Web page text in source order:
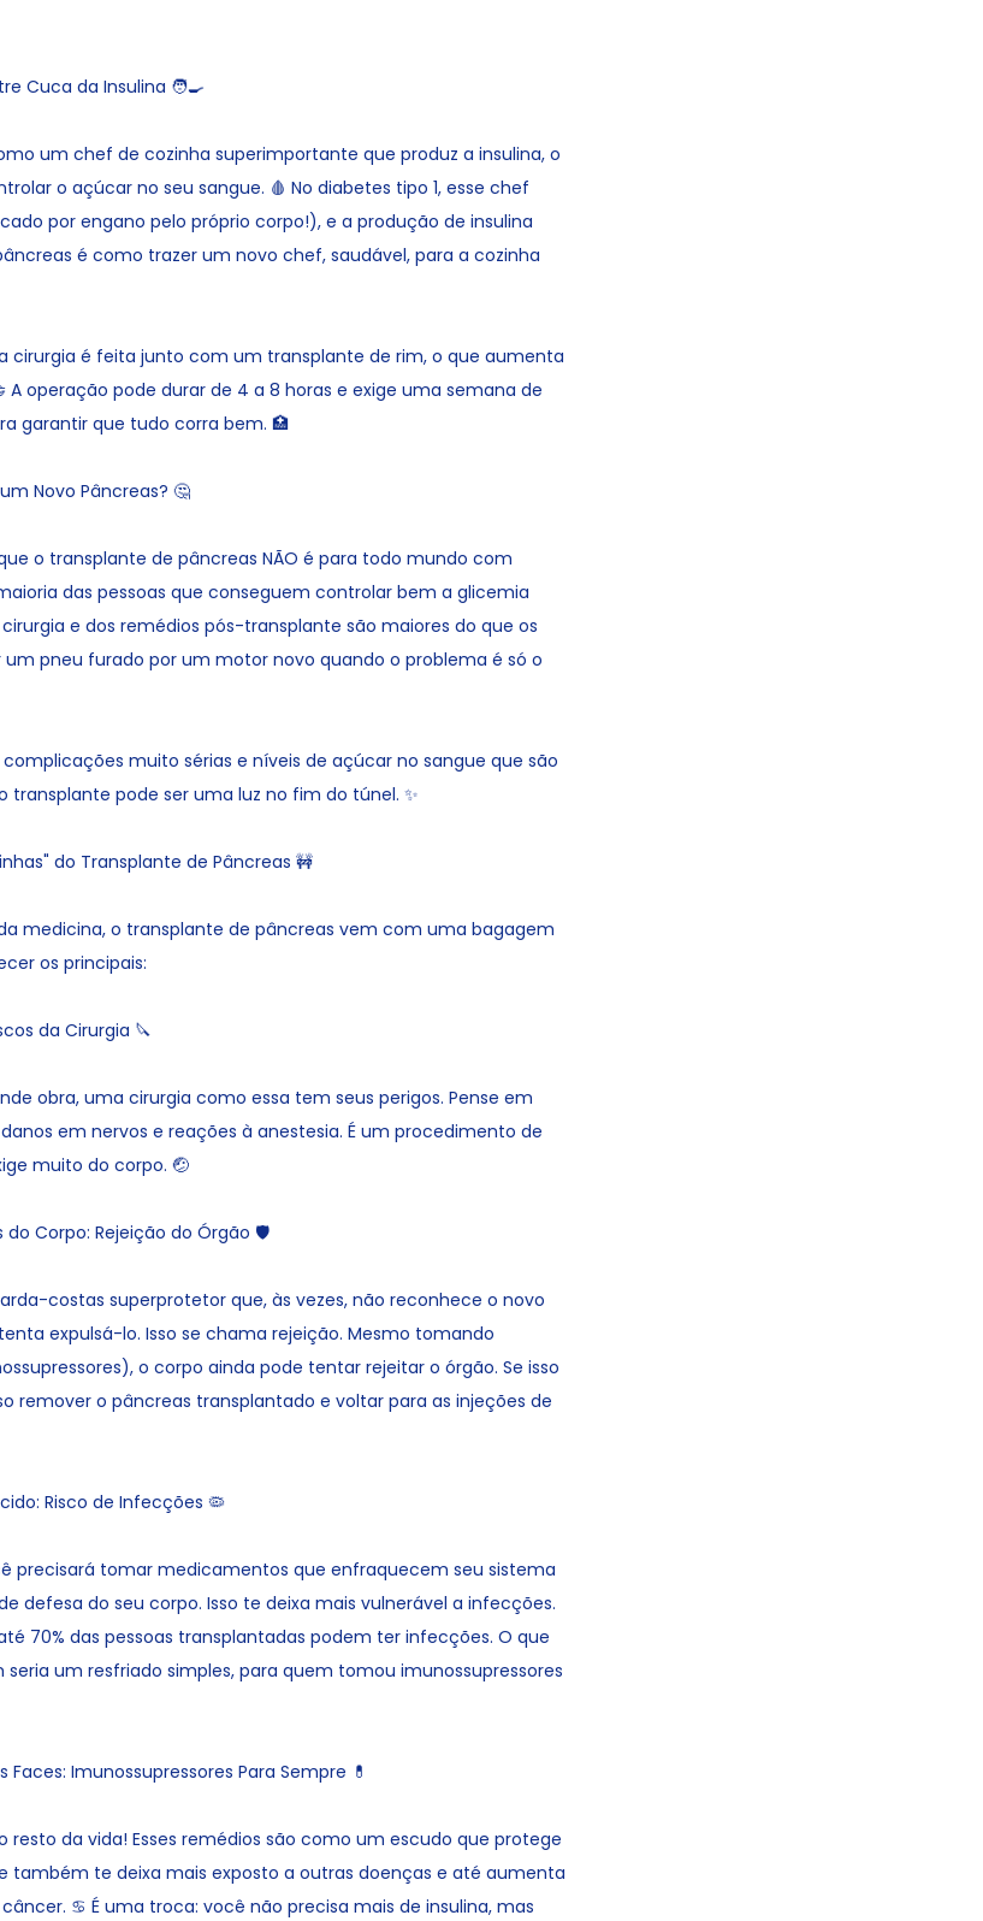
Cuca da Insulina 🧑‍🍳
um chef de cozinha superimportante que produz a insulina, o
o açúcar no seu sangue. 🩸 No diabetes tipo 1, esse chef
por engano pelo próprio corpo!), e a produção de insulina
é como trazer um novo chef, saudável, para a cozinha
cirurgia é feita junto com um transplante de rim, o que aumenta
A operação pode durar de 4 a 8 horas e exige uma semana de
garantir que tudo corra bem. 🏥
Novo Pâncreas? 🤔
o transplante de pâncreas NÃO é para todo mundo com
maioria das pessoas que conseguem controlar bem a glicemia
e dos remédios pós-transplante são maiores do que os
pneu furado por um motor novo quando o problema é só o
muito sérias e níveis de açúcar no sangue que são
transplante pode ser uma luz no fim do túnel. ✨
do Transplante de Pâncreas 🚧
medicina, o transplante de pâncreas vem com uma bagagem
os principais:
da Cirurgia 🔪
obra, uma cirurgia como essa tem seus perigos. Pense em
em nervos e reações à anestesia. É um procedimento de
muito do corpo. 🤕
Corpo: Rejeição do Órgão 🛡️
costas superprotetor que, às vezes, não reconhece o novo
expulsá-lo. Isso se chama rejeição. Mesmo tomando
o corpo ainda pode tentar rejeitar o órgão. Se isso
remover o pâncreas transplantado e voltar para as injeções de
Risco de Infecções 🦠
precisará tomar medicamentos que enfraquecem seu sistema
defesa do seu corpo. Isso te deixa mais vulnerável a infecções.
70% das pessoas transplantadas podem ter infecções. O que
um resfriado simples, para quem tomou imunossupressores
Imunossupressores Para Sempre 💊
resto da vida! Esses remédios são como um escudo que protege
também te deixa mais exposto a outras doenças e até aumenta
♋ É uma troca: você não precisa mais de insulina, mas